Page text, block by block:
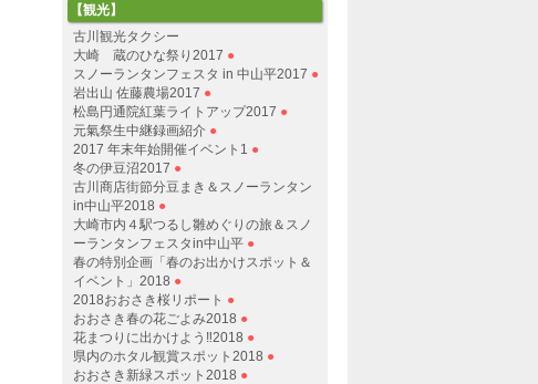
【観光】
古川観光タクシー
大崎 蔵のひな祭り2017 ●
スノーランタンフェスタ in 中山平2017 ●
岩出山 佐藤農場2017 ●
松島円通院紅葉ライトアップ2017 ●
元氣祭生中継録画紹介 ●
2017 年末年始開催イベント1 ●
冬の伊豆沼2017 ●
古川商店街節分豆まき＆スノーランタン
in中山平2018 ●
大崎市内４駅つるし雛めぐりの旅＆スノ
ーランタンフェスタin中山平 ●
春の特別企画「春のお出かけスポット＆
イベント」2018 ●
2018おおさき桜リポート ●
おおさき春の花ごよみ2018 ●
花まつりに出かけよう‼︎2018 ●
県内のホタル観賞スポット2018 ●
おおさき新緑スポット2018 ●